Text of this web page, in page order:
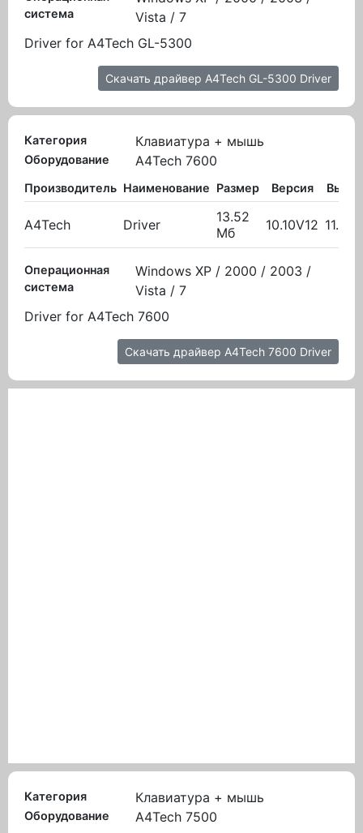
система
Vista / 7
Driver for A4Tech GL-5300
Скачать драйвер A4Tech GL-5300 Driver
Категория Клавиатура + мышь
Оборудование A4Tech 7600
Производитель Наименование Размер Версия
A4Tech Driver
13.52
Мб
10.10V12
Операционная
система
Windows XP / 2000 / 2003 /
Vista / 7
Driver for A4Tech 7600
Скачать драйвер A4Tech 7600 Driver
Категория Клавиатура + мышь
Оборудование A4Tech 7500